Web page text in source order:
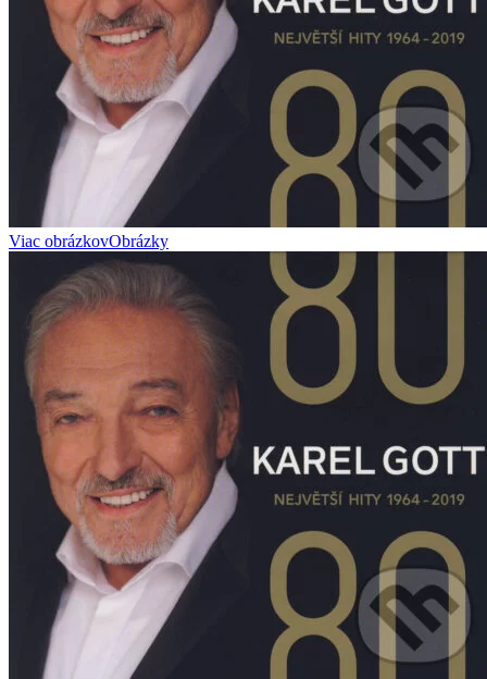
Viac obrázkovObrázky